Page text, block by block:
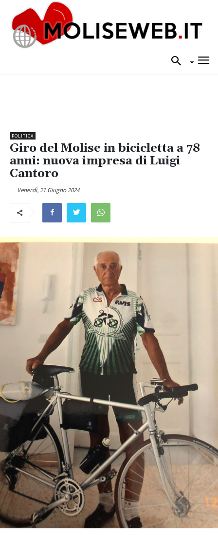
POLITICA
Giro del Molise in bicicletta a 78
anni: nuova impresa di Luigi
Cantoro
Venerdì, 21 Giugno 2024